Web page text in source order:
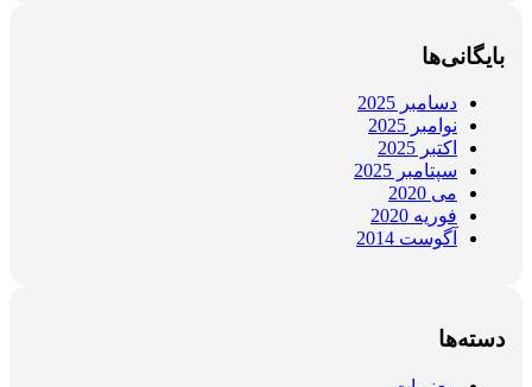
بایگانی‌ها
دسامبر 2025
نوامبر 2025
اکتبر 2025
سپتامبر 2025
می 2020
فوریه 2020
آگوست 2014
دسته‌ها